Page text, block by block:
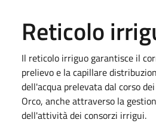
Reticolo
Il reticolo irriguo garantisce il
prelievo e la capillare
dell'acqua prelevata dal corso
Orco, anche attraverso la
dell'attività dei consorzi irrigui.